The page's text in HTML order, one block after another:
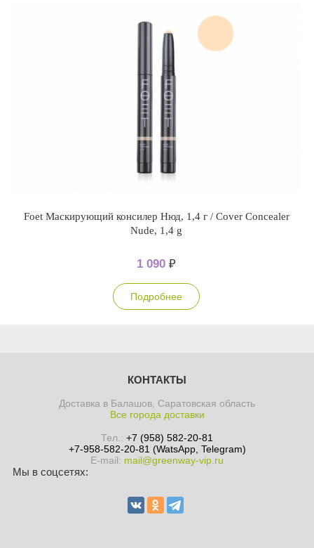
Foet Маскирующий консилер Нюд, 1,4 г / Cover Concealer
Nude, 1,4 g
1 090 ₽
Подробнее
КОНТАКТЫ
Доставка в Балашов, Саратовская область
Все города доставки
Тел.: +7 (958) 582-20-81
+7-958-582-20-81 (WatsApp, Telegram)
E-mail: mail@greenway-vip.ru
Мы в соцсетях: